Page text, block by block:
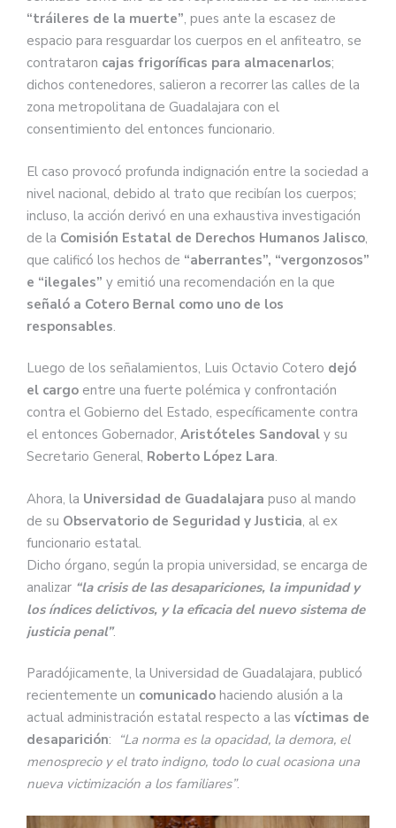
“tráileres de la muerte”, pues ante la escasez de
espacio para resguardar los cuerpos en el anfiteatro, se
contrataron cajas frigoríficas para almacenarlos;
dichos contenedores, salieron a recorrer las calles de la
zona metropolitana de Guadalajara con el
consentimiento del entonces funcionario.
El caso provocó profunda indignación entre la sociedad a
nivel nacional, debido al trato que recibían los cuerpos;
incluso, la acción derivó en una exhaustiva investigación
de la Comisión Estatal de Derechos Humanos Jalisco,
que calificó los hechos de “aberrantes”, “vergonzosos”
e “ilegales” y emitió una recomendación en la que
señaló a Cotero Bernal como uno de los
responsables.
Luego de los señalamientos, Luis Octavio Cotero dejó
el cargo entre una fuerte polémica y confrontación
contra el Gobierno del Estado, específicamente contra
el entonces Gobernador, Aristóteles Sandoval y su
Secretario General, Roberto López Lara.
Ahora, la Universidad de Guadalajara puso al mando
de su Observatorio de Seguridad y Justicia, al ex
funcionario estatal.
Dicho órgano, según la propia universidad, se encarga de
analizar “la crisis de las desapariciones, la impunidad y
los índices delictivos, y la eficacia del nuevo sistema de
justicia penal”.
Paradójicamente, la Universidad de Guadalajara, publicó
recientemente un comunicado haciendo alusión a la
actual administración estatal respecto a las víctimas de
desaparición: “La norma es la opacidad, la demora, el
menosprecio y el trato indigno, todo lo cual ocasiona una
nueva victimización a los familiares”.